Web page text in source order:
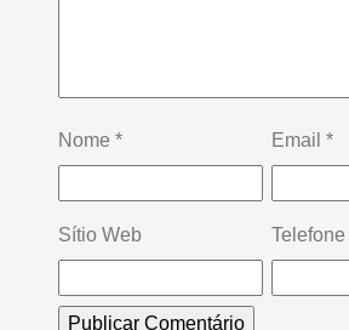
Nome * Email *
Sítio Web Telefone